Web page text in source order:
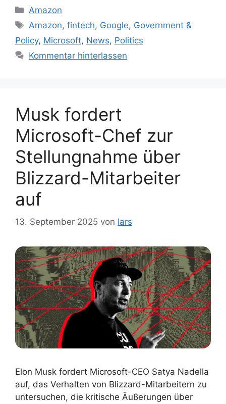
Kategorien
Amazon
Schlagwörter
Amazon,fintech, Google, Government &
Policy, Microsoft, News, Politics
Kommentar hinterlassen
Musk fordert
Microsoft-Chef zur
Stellungnahme über
Blizzard-Mitarbeiter
auf
13. September 2025 von lars
Elon Musk fordert Microsoft-CEO Satya Nadella
auf, das Verhalten von Blizzard-Mitarbeitern zu
untersuchen, die kritische Äußerungen über